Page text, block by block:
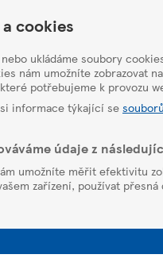
cookies
ukládáme soubory
nám umožníte zobrazovat
potřebujeme k provozu
informace týkající se
údaje z
umožníte měřit efektivitu
zařízení, používat